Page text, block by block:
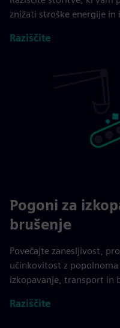
znižati stroške energije
Raziščite
Pogoni za
brušenje
Povečajte zanesljivost,
učinkovitost z
izkopavanje, transport in
Raziščite